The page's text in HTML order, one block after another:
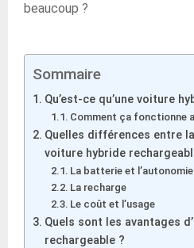
beaucoup ?
Sommaire
Qu’est-ce qu’une voiture
Comment ça fonctionne
Quelles différences entre
voiture hybride
La batterie et
La recharge
Le coût et l’usage
Quels sont les avantages
rechargeable ?